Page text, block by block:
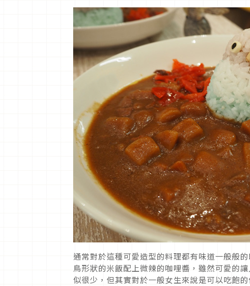
通常對於這種可愛造型的料理都有味道一般般
鳥形狀的米飯配上微辣的咖哩醬，雖然可愛的
似很少，但其實對於一般女生來說是可以吃飽的